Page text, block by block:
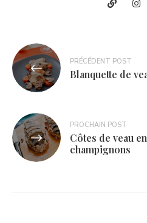
Navigation
de
l’article
PRÉCÉDENT POST
Blanquette de
PROCHAIN POST
Côtes de veau
champignons